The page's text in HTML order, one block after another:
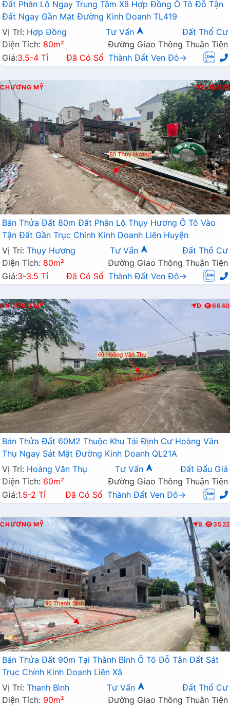
Đất Phân Lô Ngay Trung Tâm Xã Hợp Đồng Ô Tô Đỗ Tận
Đất Ngay Gần Mặt Đường Kinh Doanh TL419
Vị Trí: Hợp Đồng Tư Vấn
Đất Thổ Cư
Diện Tích: 80m²
Đường Giao Thông Thuận Tiện
Giá:3.5-4 Tỉ Đã Có Sổ Thành Đất Ven Đô→
CHƯƠNG MỸ Đ 670
Bán Thửa Đất 80m Đất Phân Lô Thụy Hương Ô Tô Vào
Tận Đất Gần Trục Chính Kinh Doanh Liên Huyện
Vị Trí: Thụy Hương Tư Vấn
Đất Thổ Cư
Diện Tích: 80m²
Đường Giao Thông Thuận Tiện
Giá:3-3.5 Tỉ Đã Có Sổ Thành Đất Ven Đô→
CHƯƠNG MỸ Đ 6640
Bán Thửa Đất 60M2 Thuộc Khu Tái Định Cư Hoàng Văn
Thụ Ngay Sát Mặt Đường Kinh Doanh QL21A
Vị Trí: Hoàng Văn Thụ Tư Vấn
Đất Đấu Giá
Diện Tích: 60m²
Đường Giao Thông Thuận Tiện
Giá:1.5-2 Tỉ Đã Có Sổ Thành Đất Ven Đô→
CHƯƠNG MỸ B 3522
Bán Thửa Đất 90m Tại Thành Bình Ô Tô Đỗ Tận Đất Sát
Trục Chính Kinh Doanh Liên Xã
Vị Trí: Thanh Bình Tư Vấn
Đất Thổ Cư
Diện Tích: 90m²
Đường Giao Thông Thuận Tiện